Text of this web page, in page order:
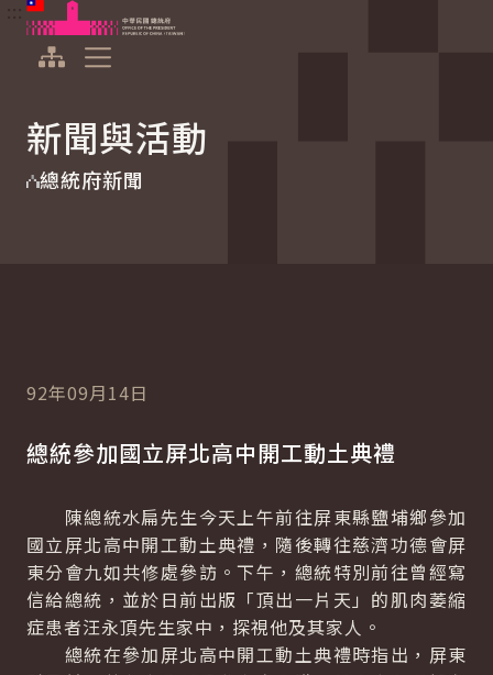
跳到主要內容
中華民國總統府
新聞與活動
總統府新聞
92年09月14日
總統參加國立屏北高中開工動土典禮
陳總統水扁先生今天上午前往屏東縣鹽埔鄉參加
國立屏北高中開工動土典禮，隨後轉往慈濟功德會屏
東分會九如共修處參訪。下午，總統特別前往曾經寫
信給總統，並於日前出版「頂出一片天」的肌肉萎縮
症患者汪永頂先生家中，探視他及其家人。
總統在參加屏北高中開工動土典禮時指出，屏東